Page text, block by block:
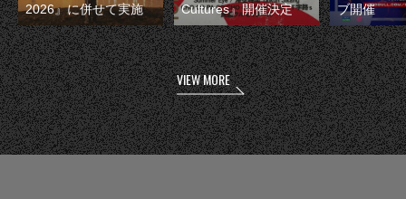
2026』に併せて実施
Cultures』開催決定
ブ開催
VIEW MORE